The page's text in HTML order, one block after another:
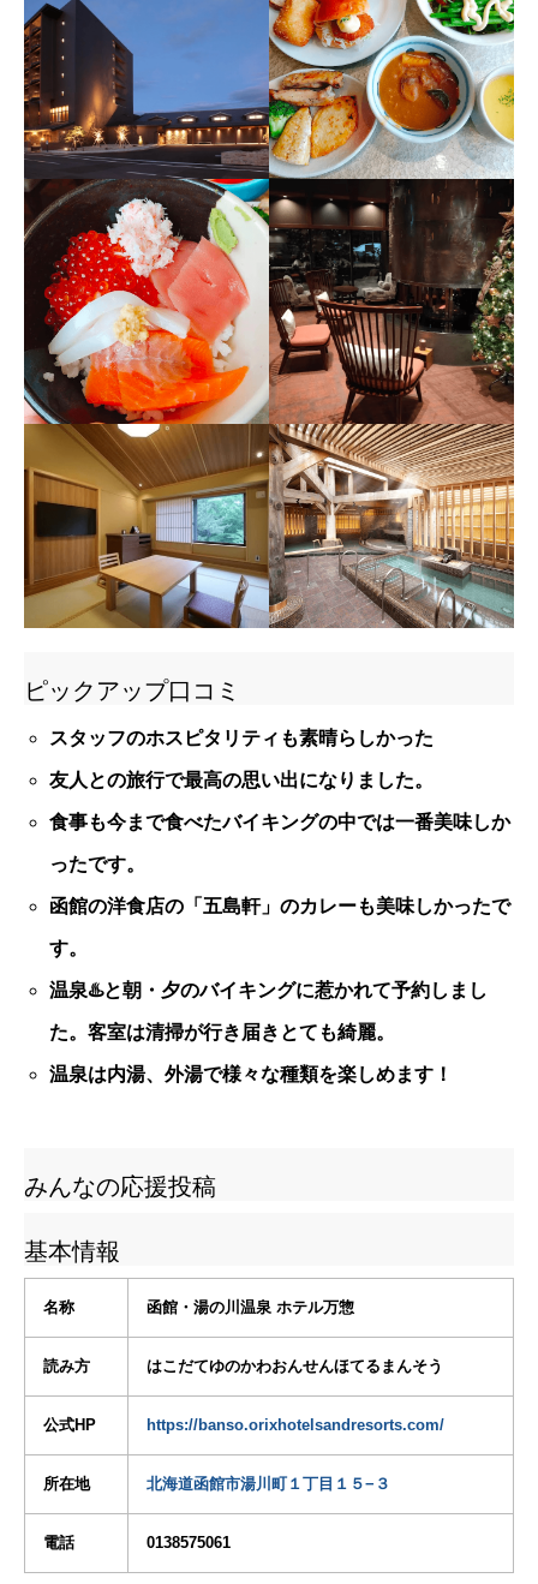
ピックアップ口コミ
スタッフのホスピタリティも素晴らしかった
友人との旅行で最高の思い出になりました。
食事も今まで食べたバイキングの中では一番美味しか
ったです。
函館の洋食店の「五島軒」のカレーも美味しかったで
す。
温泉♨️と朝・夕のバイキングに惹かれて予約しまし
た。客室は清掃が行き届きとても綺麗。
温泉は内湯、外湯で様々な種類を楽しめます！
みんなの応援投稿
基本情報
名称 函館・湯の川温泉 ホテル万惣
読み方 はこだてゆのかわおんせんほてるまんそう
公式HP https://banso.orixhotelsandresorts.com/
所在地 北海道函館市湯川町１丁目１５−３
電話 0138575061